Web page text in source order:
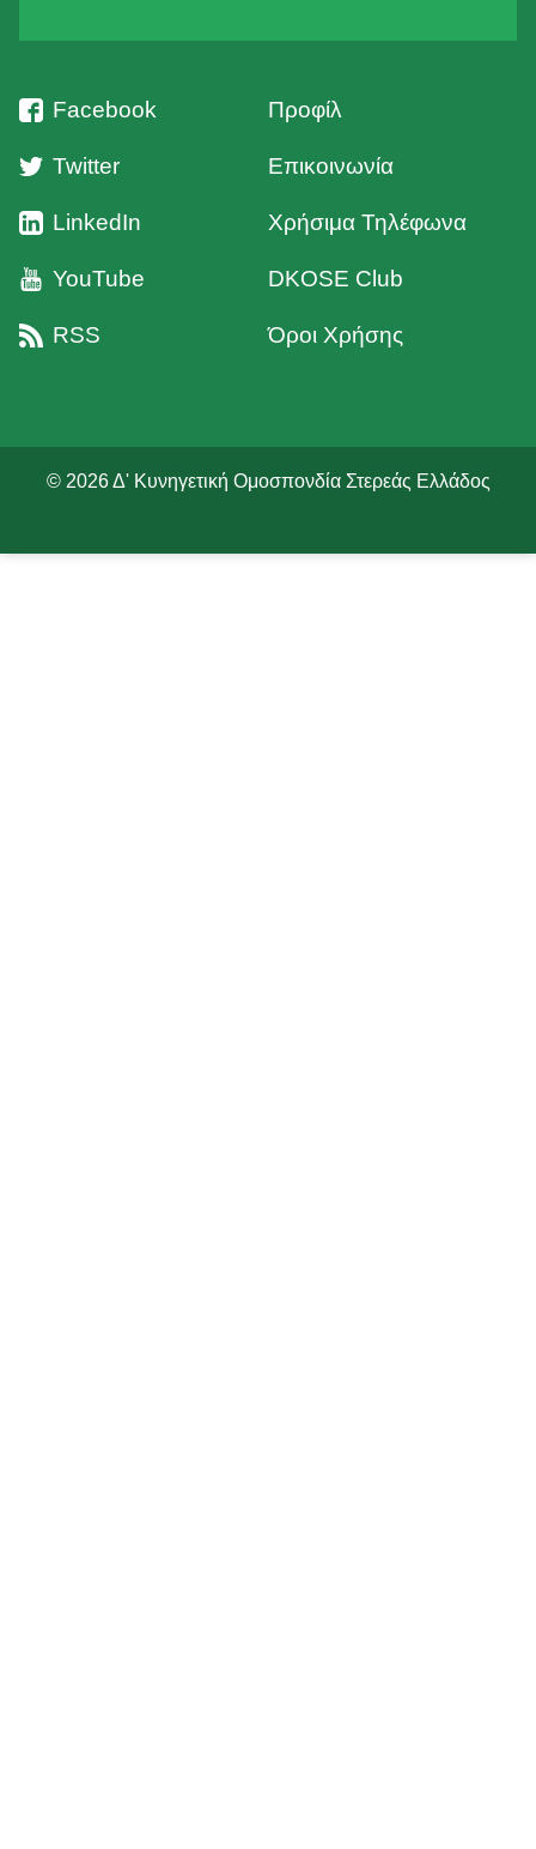
Facebook
Twitter
LinkedIn
YouTube
RSS
Προφίλ
Επικοινωνία
Χρήσιμα Τηλέφωνα
DKOSE Club
Όροι Χρήσης
© 2026 Δ' Κυνηγετική Ομοσπονδία Στερεάς Ελλάδος